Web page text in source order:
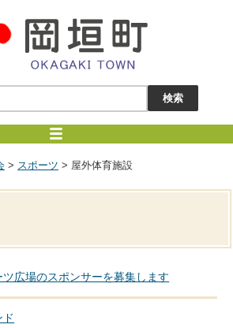
> スポーツ > 屋外体育施設
広場のスポンサーを募集します